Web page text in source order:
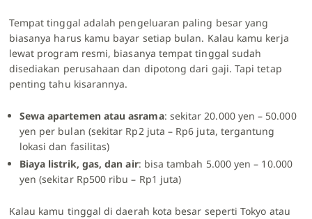
Tempat tinggal adalah pengeluaran paling besar yang
biasanya harus kamu bayar setiap bulan. Kalau kamu kerja
lewat program resmi, biasanya tempat tinggal sudah
disediakan perusahaan dan dipotong dari gaji. Tapi tetap
penting tahu kisarannya.
Sewa apartemen atau asrama: sekitar 20.000 yen – 50.000
yen per bulan (sekitar Rp2 juta – Rp6 juta, tergantung
lokasi dan fasilitas)
Biaya listrik, gas, dan air: bisa tambah 5.000 yen – 10.000
yen (sekitar Rp500 ribu – Rp1 juta)
Kalau kamu tinggal di daerah kota besar seperti Tokyo atau